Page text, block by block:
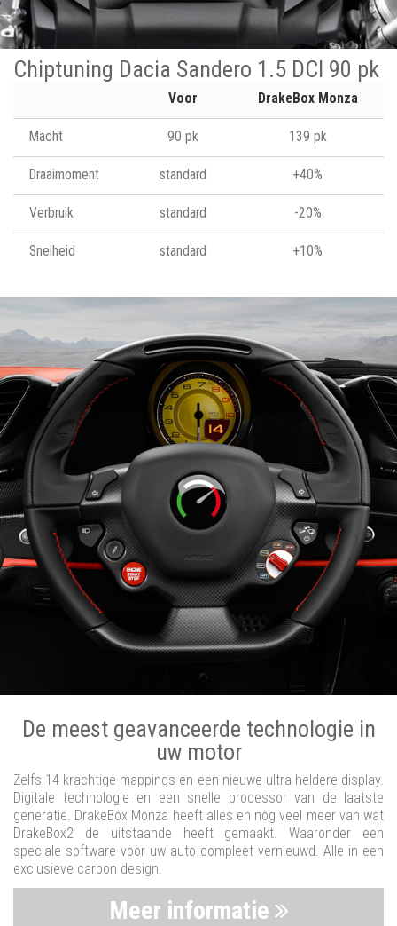
Chiptuning Dacia Sandero 1.5 DCI 90 pk
Voor DrakeBox Monza
Macht 90 pk 139 pk
Draaimoment standard +40%
Verbruik standard -20%
Snelheid standard +10%
De meest geavanceerde technologie in
uw motor
Zelfs 14 krachtige mappings en een nieuwe ultra heldere display.
Digitale technologie en een snelle processor van de laatste
generatie. DrakeBox Monza heeft alles en nog veel meer van wat
DrakeBox2 de uitstaande heeft gemaakt. Waaronder een
speciale software voor uw auto compleet vernieuwd. Alle in een
exclusieve carbon design.
Meer informatie